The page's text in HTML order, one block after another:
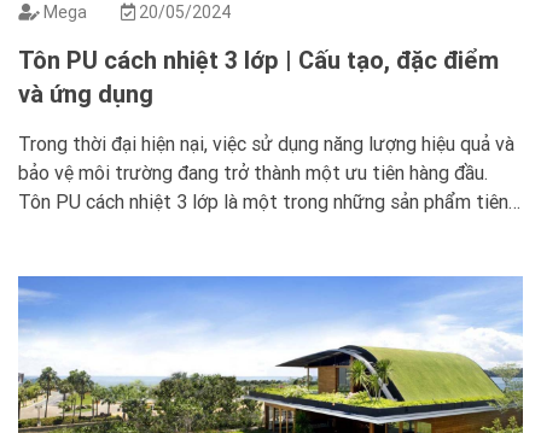
Mega 20/05/2024
Tôn PU cách nhiệt 3 lớp | Cấu tạo, đặc điểm
và ứng dụng
Trong thời đại hiện nại, việc sử dụng năng lượng hiệu quả và
bảo vệ môi trường đang trở thành một ưu tiên hàng đầu.
Tôn PU cách nhiệt 3 lớp là một trong những sản phẩm tiên